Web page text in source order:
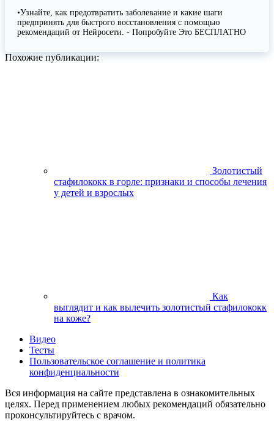
•Узнайте, как предотвратить заболевание и какие шаги
предпринять для быстрого восстановления с помощью
рекомендаций от Нейросети. - Попробуйте Это БЕСПЛАТНО
Похожие публикации:
Золотистый
стафилококк в горле: признаки и способы лечения
у детей и взрослых
Как
выглядит и как вылечить золотистый стафилококк
на коже?
Видео
Тесты
Пользовательское соглашение и политика
конфиденциальности
Вся информация на сайте представлена в ознакомительных
целях. Перед применением любых рекомендаций обязательно
проконсультируйтесь с врачом.